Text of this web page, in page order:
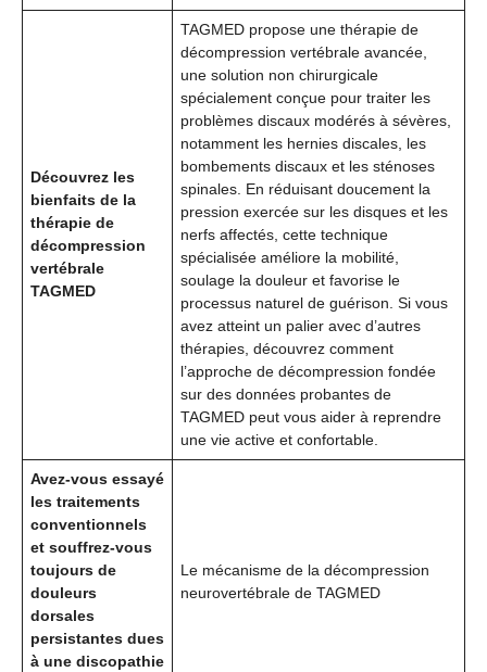
Découvrez les
bienfaits de la
thérapie de
décompression
vertébrale
TAGMED
TAGMED propose une thérapie de
décompression vertébrale avancée,
une solution non chirurgicale
spécialement conçue pour traiter les
problèmes discaux modérés à sévères,
notamment les hernies discales, les
bombements discaux et les sténoses
spinales. En réduisant doucement la
pression exercée sur les disques et les
nerfs affectés, cette technique
spécialisée améliore la mobilité,
soulage la douleur et favorise le
processus naturel de guérison. Si vous
avez atteint un palier avec d’autres
thérapies, découvrez comment
l’approche de décompression fondée
sur des données probantes de
TAGMED peut vous aider à reprendre
une vie active et confortable.
Avez-vous essayé
les traitements
conventionnels
et souffrez-vous
toujours de
douleurs
dorsales
persistantes dues
à une discopathie
Le mécanisme de la décompression
neurovertébrale de TAGMED